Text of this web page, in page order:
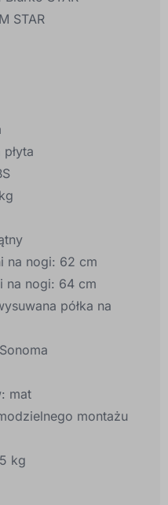
STAR
na nogi: 62 cm
na nogi: 64 cm
półka na
mat
montażu
kg